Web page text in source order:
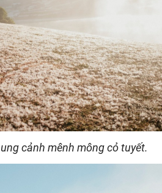
cảnh mênh mông cỏ tuyết.